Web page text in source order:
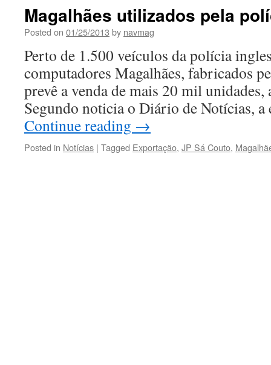
Magalhães utilizados pela
Posted on 01/25/2013 by navmag
Perto de 1.500 veículos da polícia
computadores Magalhães, fabricados
prevê a venda de mais 20 mil unidades,
Segundo noticia o Diário de Notícias,
Continue reading →
Posted in Notícias | Tagged Exportação, JP Sá Couto,